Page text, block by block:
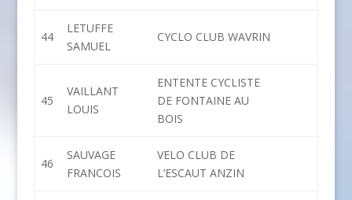
44
LETUFFE
SAMUEL
CYCLO CLUB WAVRIN
45
VAILLANT
LOUIS
ENTENTE CYCLISTE
DE FONTAINE AU
BOIS
46
SAUVAGE
FRANCOIS
VELO CLUB DE
L’ESCAUT ANZIN